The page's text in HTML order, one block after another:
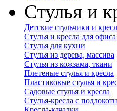
Стулья и
Детские стульчики и
Стулья и кресла для офиса
Стулья для кухни
Стулья из дерева, массива
Стулья из кожзама, ткани
Плетеные стулья и кресла
Пластиковые стулья и
Садовые стулья и кресла
Стулья-кресла с